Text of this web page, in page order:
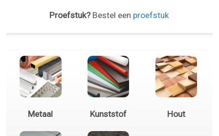
Proefstuk?Bestel een proefstuk
Metaal Kunststof Hout